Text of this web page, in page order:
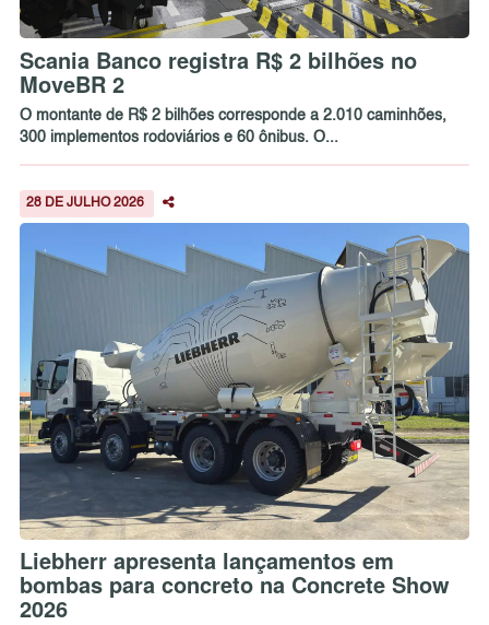
Scania Banco registra R$ 2 bilhões no
MoveBR 2
O montante de R$ 2 bilhões corresponde a 2.010 caminhões,
300 implementos rodoviários e 60 ônibus. O...
28 DE JULHO 2026
Liebherr apresenta lançamentos em
bombas para concreto na Concrete Show
2026